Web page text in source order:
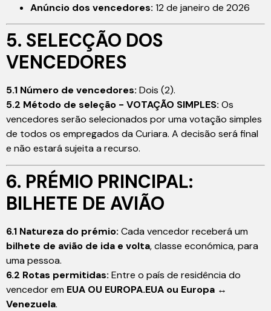
Anúncio dos vencedores: 12 de janeiro de 2026
5. SELECÇÃO DOS
VENCEDORES
5.1 Número de vencedores: Dois (2).
5.2 Método de seleção - VOTAÇÃO SIMPLES: Os
vencedores serão selecionados por uma votação simples
de todos os empregados da Curiara. A decisão será final
e não estará sujeita a recurso.
6. PRÉMIO PRINCIPAL:
BILHETE DE AVIÃO
6.1 Natureza do prémio: Cada vencedor receberá um
bilhete de avião de ida e volta, classe económica, para
uma pessoa.
6.2 Rotas permitidas: Entre o país de residência do
vencedor em EUA OU EUROPA.EUA ou Europa ↔
Venezuela.